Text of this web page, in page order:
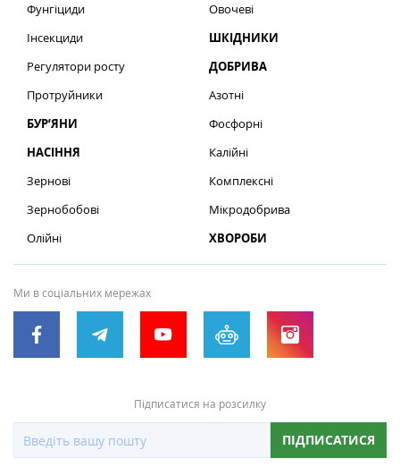
Фунгіциди
Інсекциди
Регулятори росту
Протруйники
БУР’ЯНИ
НАСІННЯ
Зернові
Зернобобові
Олійні
Овочеві
ШКІДНИКИ
ДОБРИВА
Азотні
Фосфорні
Калійні
Комплексні
Мікродобрива
ХВОРОБИ
Ми в соціальних мережах
Підписатися на розсилку
ПІДПИСАТИСЯ